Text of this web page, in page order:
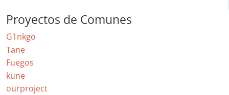
Proyectos de Comunes
G1nkgo
Tane
Fuegos
kune
ourproject